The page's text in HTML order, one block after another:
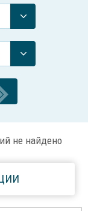
не найдено